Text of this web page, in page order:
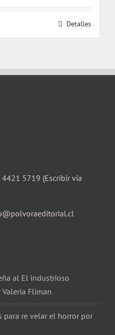
Detalles
5719 (Escribir vía
al El industrioso
Fliman
para re velar el horror por